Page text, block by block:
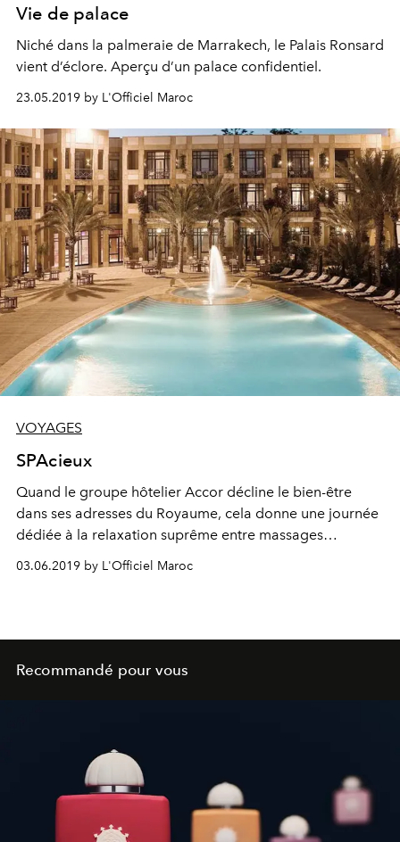
Vie de palace
Niché dans la palmeraie de Marrakech, le Palais Ronsard
vient d’éclore. Aperçu d’un palace confidentiel.
23.05.2019 by L'Officiel Maroc
VOYAGES
SPAcieux
Quand le groupe hôtelier Accor décline le bien-être
dans ses adresses du Royaume, cela donne une journée
dédiée à la relaxation suprême entre massages
relaxants, escapades gastronomiques, soins du corps et
du visage, pour un Global Wellness Day programmé le 8
03.06.2019 by L'Officiel Maroc
Recommandé pour vous